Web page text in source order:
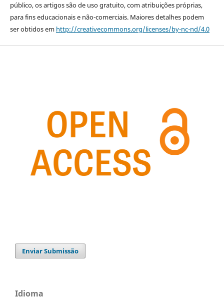
público, os artigos são de uso gratuito, com atribuições próprias,
para fins educacionais e não-comerciais. Maiores detalhes podem
ser obtidos em http://creativecommons.org/licenses/by-nc-nd/4.0
Enviar Submissão
Idioma